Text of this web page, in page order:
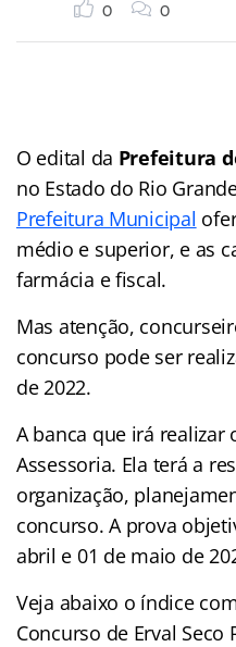
0 0
O edital da Prefeitura
no Estado do Rio
Prefeitura Municipal
médio e superior, e as
farmácia e fiscal.
Mas atenção,
concurso pode ser
de 2022.
A banca que irá realizar
Assessoria. Ela terá a
organização,
concurso. A prova
abril e 01 de maio de
Veja abaixo o índice
Concurso de Erval Seco